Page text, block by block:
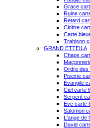
Grace
Ruine
Retard
Cloître
Carte
Trahison
GRAND ETTEILA
Chaos
Ordre des
Piscine
Évangile
Ciel carte
Serpent
Eve carte
Salomon
L'ange de
David